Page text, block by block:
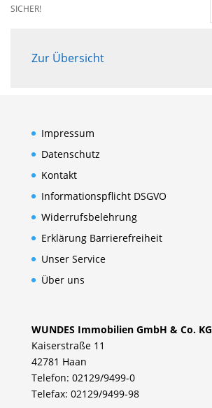
SICHER!
Zur Übersicht
Impressum
Datenschutz
Kontakt
Informationspflicht DSGVO
Widerrufsbelehrung
Erklärung Barrierefreiheit
Unser Service
Über uns
WUNDES Immobilien GmbH & Co. KG
Kaiserstraße 11
42781 Haan
Telefon: 02129/9499-0
Telefax: 02129/9499-98